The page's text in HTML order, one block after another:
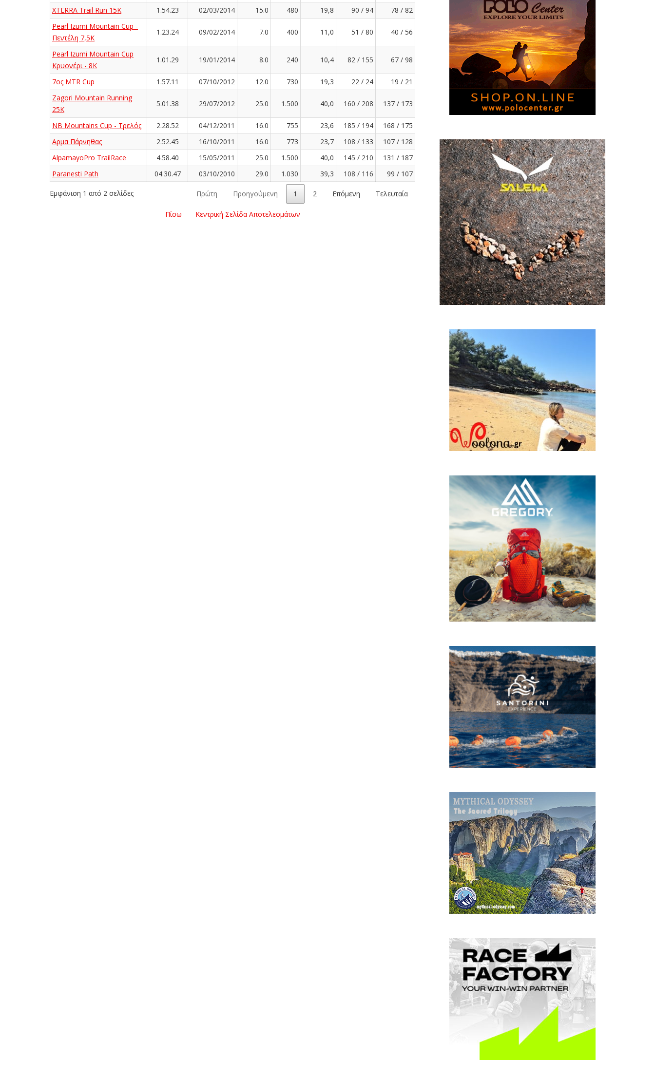
XTERRA Trail Run 15K
1.54.23 02/03/2014 15.0 480 19,8 90 / 94
78 / 82
Pearl Izumi Mountain Cup -
Πεντέλη 7,5K
1.23.24 09/02/2014 7.0 400 11,0 51 / 80 40 / 56
Pearl Izumi Mountain Cup
Κρυονέρι - 8K
1.01.29 19/01/2014 8.0 240 10,4 82 / 155 67 / 98
7ος MTR Cup 1.57.11 07/10/2012 12.0 730 19,3 22 / 24
19 / 21
Zagori Mountain Running
25K
5.01.38 29/07/2012 25.0 1.500 40,0 160 / 208 137 / 173
NB Mountains Cup - Τρελός 2.28.52 04/12/2011 16.0 755 23,6 185 / 194
168 / 175
Αρμα Πάρνηθας
2.52.45 16/10/2011 16.0 773 23,7 108 / 133
107 / 128
AlpamayoPro TrailRace
4.58.40 15/05/2011 25.0 1.500 40,0 145 / 210
131 / 187
Paranesti Path
04.30.47 03/10/2010 29.0 1.030 39,3 108 / 116 99 / 107
Εμφάνιση 1 από 2 σελίδες Πρώτη Προηγούμενη 1 2 Επόμενη Τελευταία
Πίσω Κεντρική Σελίδα Αποτελεσμάτων